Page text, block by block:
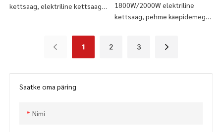
Saatke oma päring
Nimi
kettsaag, elektriline kettsaag
hind võimas kettsaag,
kasutamiseks (ECS009) – HIINA
GTL TOOLS LIMITED
GTL Tool
1800W/2000W elektriline
kettsaag, pehme käepidemega
saetööriistade üksikasjad ja
elektriline kettsaag (ECS005) –
1 2 3